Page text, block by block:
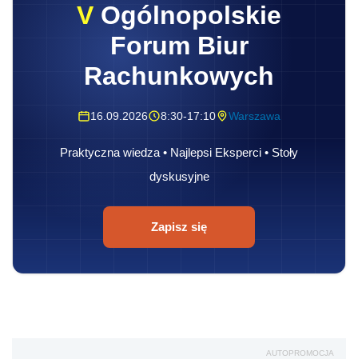
V Ogólnopolskie
Forum Biur
Rachunkowych
16.09.2026 8:30-17:10 Warszawa
Praktyczna wiedza • Najlepsi Eksperci • Stoły
dyskusyjne
Zapisz się
AUTOPROMOCJA